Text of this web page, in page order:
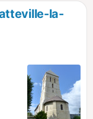
la-